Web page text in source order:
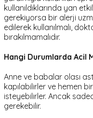
kullanıldıklarında yan
gerekiyorsa bir alerji
edilerek kullanılmalı,
bırakılmamalıdır.
Hangi Durumlarda Acil
Anne ve babalar olası
kapılabilirler ve hemen
isteyebilirler. Ancak
gerekebilir.